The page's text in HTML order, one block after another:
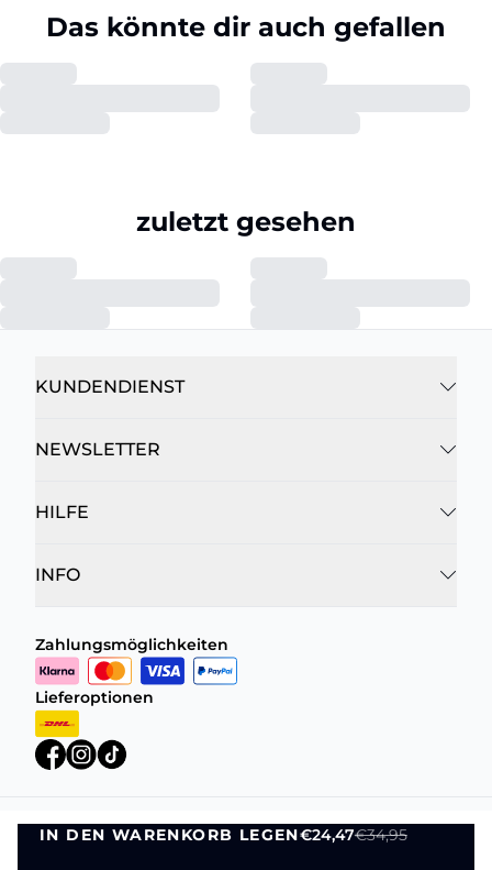
IN DEN WARENKORB LEGEN€24,47€34,95
IN DEN WARENKORB LEGEN
Das könnte dir auch gefallen
zuletzt gesehen
KUNDENDIENST
NEWSLETTER
HILFE
INFO
Zahlungsmöglichkeiten
Lieferoptionen
Datenschutzrichtlinie Geschäftsbedingungen